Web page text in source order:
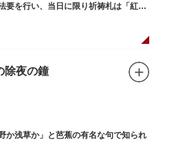
要を行い、当日に限り祈祷札は「紅
す。
除夜の鐘
か浅草か」と芭蕉の有名な句で知られ